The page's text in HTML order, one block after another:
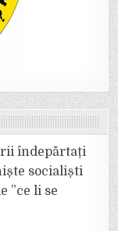
îndepărtați
socialiști
”ce li se